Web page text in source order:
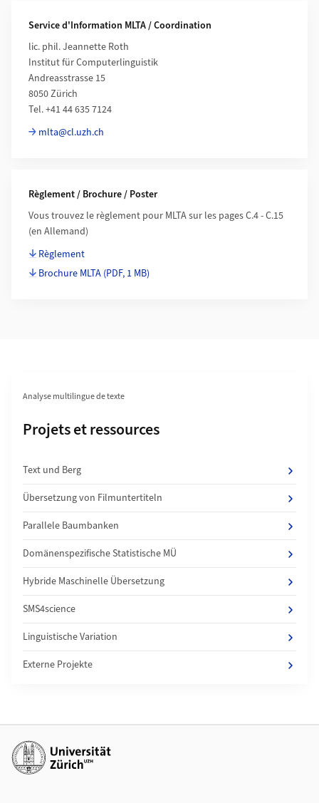
Service d'Information MLTA / Coordination
lic. phil. Jeannette Roth
Institut für Computerlinguistik
Andreasstrasse 15
8050 Zürich
Tel. +41 44 635 7124
mlta@cl.uzh.ch
Règlement / Brochure / Poster
Vous trouvez le règlement pour MLTA sur les pages C.4 - C.15
(en Allemand)
Règlement
Brochure MLTA (PDF, 1 MB)
Analyse multilingue de texte
Subpages of
Projets et ressources
Text und Berg
Übersetzung von Filmuntertiteln
Parallele Baumbanken
Domänenspezifische Statistische MÜ
Hybride Maschinelle Übersetzung
SMS4science
Linguistische Variation
Externe Projekte
Additional links